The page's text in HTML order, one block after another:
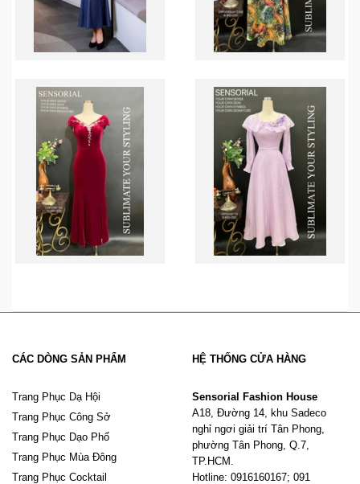
CÁC DÒNG SẢN PHẨM
Trang Phục Dạ Hội
Trang Phục Công Sở
Trang Phục Dạo Phố
Trang Phục Mùa Đông
Trang Phục Cocktail
HỆ THỐNG CỬA HÀNG
Sensorial Fashion House
A18, Đường 14, khu Sadeco
nghỉ ngơi giải trí Tân Phong,
phường Tân Phong, Q.7,
TP.HCM.
Hotline: 0916160167; 091